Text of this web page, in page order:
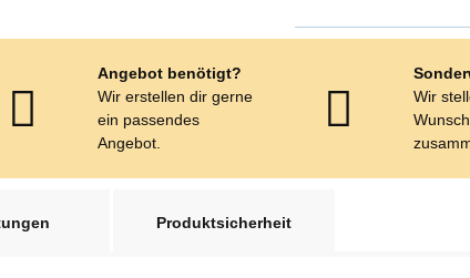
Angebot benötigt?
Wir erstellen dir gerne
ein passendes
Angebot.
Wir
Produktsicherheit